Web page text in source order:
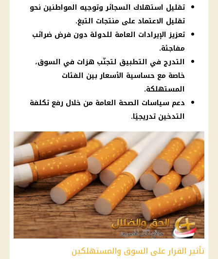
تقليل استهلاك السجائر وتوجيه المواطنين نحو
تقليل الاعتماد على منتجات التبغ.
تعزيز الإيرادات العامة للدولة دون فرض ضرائب
مفاجئة.
التدرج في التطبيق لتجنّب هزات في السوق،
خاصة مع حساسية الأسعار بين الفئات
المستهلكة.
دعم سياسات الصحة العامة من خلال رفع تكلفة
التدخين تدريجيًا.
تأثير القرار على السوق والمستهلكين